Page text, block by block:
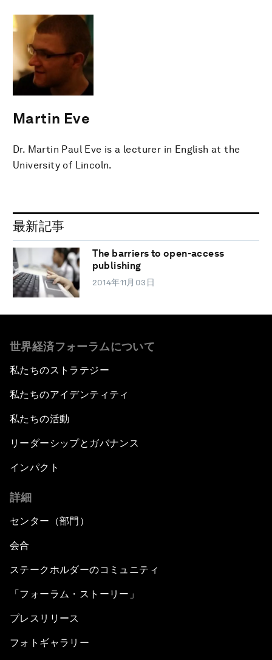
Martin Eve
Dr. Martin Paul Eve is a lecturer in English at the
University of Lincoln.
最新記事
The barriers to open-access
publishing
2014年11月03日
世界経済フォーラムについて
私たちのストラテジー
私たちのアイデンティティ
私たちの活動
リーダーシップとガバナンス
インパクト
詳細
センター（部門）
会合
ステークホルダーのコミュニティ
「フォーラム・ストーリー」
プレスリリース
フォトギャラリー